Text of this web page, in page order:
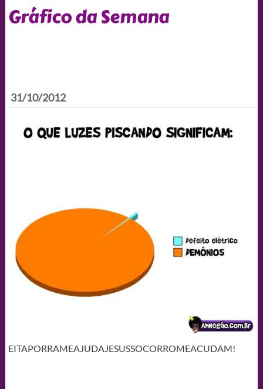
Gráfico da Semana
31/10/2012
EITAPORRAMEAJUDAJESUSSOCORROMEACUDAM!